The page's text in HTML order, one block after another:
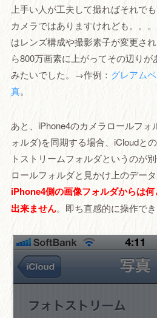
上手い人が工夫して撮ればそれで
カメラではありますけれども。。
はレンズ構成や撮影素子が変更さ
ら800万画素に上がってその辺り
みたいでした。→作例： グレアム
真。
あと、iPhone4のカメラロールフォ
ォルダ)を同期する場合、iCloudと
トストリームフォルダというのが
ロールフォルダと見かけ上のデータ
iPhone4側の画像フォルダからは
出来ません。即ち直感的に操作でき